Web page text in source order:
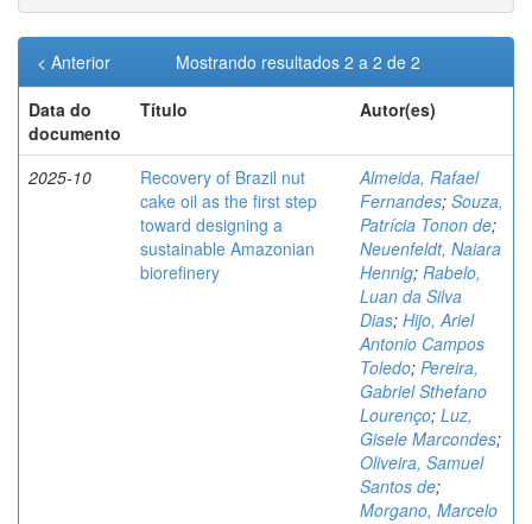
Mostrando resultados 2 a 2 de 2
< Anterior
Data do
documento
Título Autor(es)
2025-10
Recovery of Brazil nut
cake oil as the first step
toward designing a
sustainable Amazonian
biorefinery
Almeida, Rafael
Fernandes; Souza,
Patrícia Tonon de;
Neuenfeldt, Naiara
Hennig; Rabelo,
Luan da Silva
Dias; Hijo, Ariel
Antonio Campos
Toledo; Pereira,
Gabriel Sthefano
Lourenço; Luz,
Gisele Marcondes;
Oliveira, Samuel
Santos de;
Morgano, Marcelo